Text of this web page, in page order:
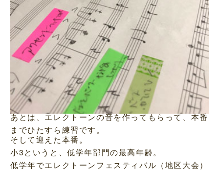
あとは、エレクトーンの音を作ってもらって、本番
までひたすら練習です。
そして迎えた本番。
小3というと、低学年部門の最高年齢。
低学年でエレクトーンフェスティバル（地区大会）